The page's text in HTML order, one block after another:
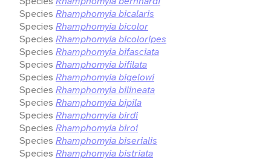
Species Rhamphomyia bicalaris
Species Rhamphomyia bicolor
Species Rhamphomyia bicoloripes
Species Rhamphomyia bifasciata
Species Rhamphomyia bifilata
Species Rhamphomyia bigelowi
Species Rhamphomyia bilineata
Species Rhamphomyia bipila
Species Rhamphomyia birdi
Species Rhamphomyia biroi
Species Rhamphomyia biserialis
Species Rhamphomyia bistriata